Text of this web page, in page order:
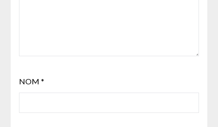
NOM *